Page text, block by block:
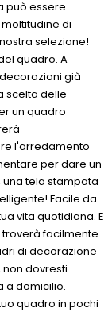
può essere
di
selezione!
quadro. A
già
scelta delle
un quadro
l'arredamento
per dare un
tela stampata
Facile da
vita quotidiana. E
facilmente
di decorazione
dovresti
a domicilio.
quadro in pochi